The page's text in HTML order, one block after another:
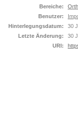
Bereiche:
Benutzer:
Hinterlegungsdatum:
30
Letzte Änderung:
30
URI: